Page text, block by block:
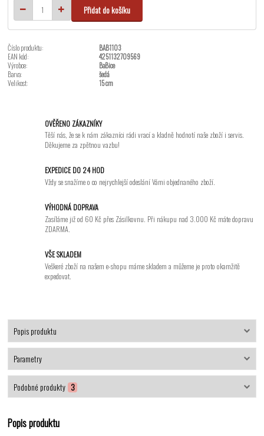
Přidat do košíku
Číslo produktu:
BAB1103
EAN kód:
4251132709569
Výrobce:
BaBice
Barva:
šedá
Velikost:
15 cm
OVĚŘENO ZÁKAZNÍKY
Těší nás, že se k nám zákazníci rádi vrací a kladně hodnotí naše zboží i servis.
Děkujeme za zpětnou vazbu!
EXPEDICE DO 24 HOD
Vždy se snažíme o co nejrychlejší odeslání Vámi objednaného zboží.
VÝHODNÁ DOPRAVA
Zasíláme již od 60 Kč přes Zásilkovnu. Při nákupu nad 3.000 Kč máte dopravu
ZDARMA.
VŠE SKLADEM
Veškeré zboží na našem e-shopu máme skladem a můžeme je proto okamžitě
expedovat.
Popis produktu
Parametry
Podobné produkty 3
Popis produktu